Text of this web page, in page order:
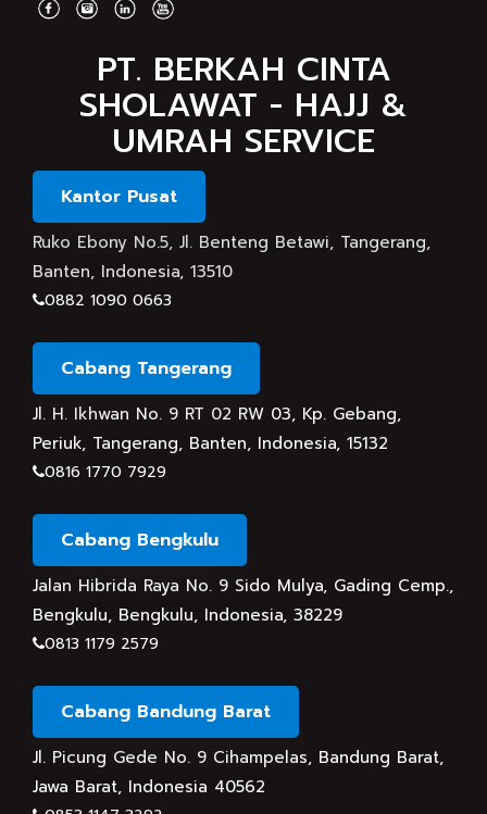
PT. BERKAH CINTA
SHOLAWAT - HAJJ &
UMRAH SERVICE
Kantor Pusat
Ruko Ebony No.5, Jl. Benteng Betawi, Tangerang,
Banten, Indonesia, 13510
0882 1090 0663
Cabang Tangerang
Jl. H. Ikhwan No. 9 RT 02 RW 03, Kp. Gebang,
Periuk, Tangerang, Banten, Indonesia, 15132
0816 1770 7929
Cabang Bengkulu
Jalan Hibrida Raya No. 9 Sido Mulya, Gading Cemp.,
Bengkulu, Bengkulu, Indonesia, 38229
0813 1179 2579
Cabang Bandung Barat
Jl. Picung Gede No. 9 Cihampelas, Bandung Barat,
Jawa Barat, Indonesia 40562